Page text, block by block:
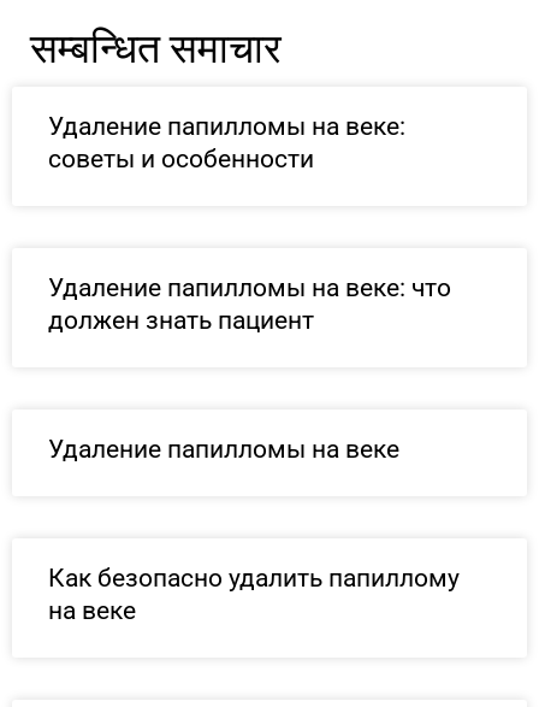
सम्बन्धित समाचार
Удаление папилломы на веке:
советы и особенности
Удаление папилломы на веке: что
должен знать пациент
Удаление папилломы на веке
Как безопасно удалить папиллому
на веке